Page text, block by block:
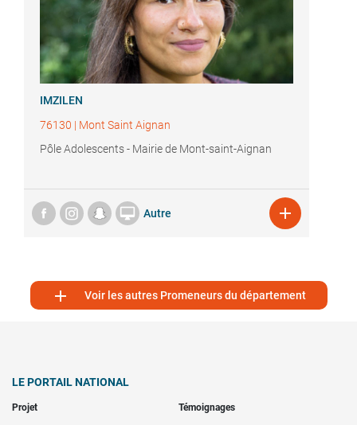
IMZILEN
76130 | Mont Saint Aignan
Pôle Adolescents - Mairie de Mont-saint-Aignan
 Autre 
 Voir les autres Promeneurs du département
LE PORTAIL NATIONAL
Projet Témoignages